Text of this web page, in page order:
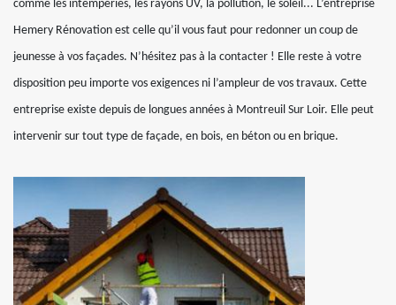
comme les intempéries, les rayons UV, la pollution, le soleil... L’entreprise
Hemery Rénovation est celle qu’il vous faut pour redonner un coup de
jeunesse à vos façades. N’hésitez pas à la contacter ! Elle reste à votre
disposition peu importe vos exigences ni l’ampleur de vos travaux. Cette
entreprise existe depuis de longues années à Montreuil Sur Loir. Elle peut
intervenir sur tout type de façade, en bois, en béton ou en brique.